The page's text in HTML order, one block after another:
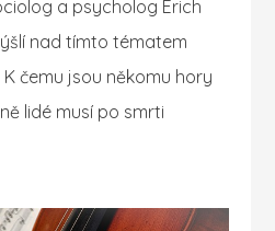
a psycholog Erich
nad tímto tématem
čemu jsou někomu hory
lidé musí po smrti